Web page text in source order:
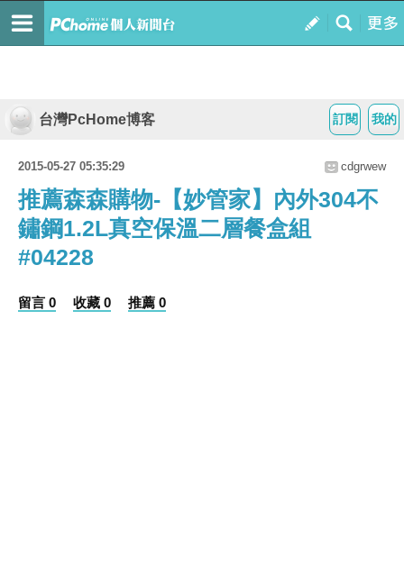
我的
訂閱
台灣PcHome博客
2015-05-27 05:35:29 cdgrwew
推薦森森購物-【妙管家】內外304不
鏽鋼1.2L真空保溫二層餐盒組
#04228
留言 0 收藏 0 推薦 0